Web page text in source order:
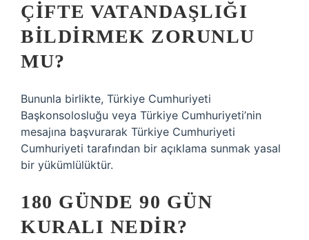
ÇIFTE VATANDAŞLIĞI
BILDIRMEK ZORUNLU
MU?
Bununla birlikte, Türkiye Cumhuriyeti
Başkonsolosluğu veya Türkiye Cumhuriyeti’nin
mesajına başvurarak Türkiye Cumhuriyeti
Cumhuriyeti tarafından bir açıklama sunmak yasal
bir yükümlülüktür.
180 GÜNDE 90 GÜN
KURALI NEDIR?